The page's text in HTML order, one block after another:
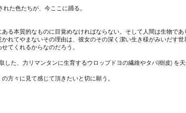
た色たちが、今ここに踊る。
る本質的なものに目覚めなければならない。そして人間は生物で
れてやまないその理由は、彼女のその深く潔い生き様がみいだす世
てくれるからなのだろう。
した、力リマンタンに生育するウロップドヨの繊維やタパ(樹皮) を
方々に見て感じて頂きたいと切に願う。